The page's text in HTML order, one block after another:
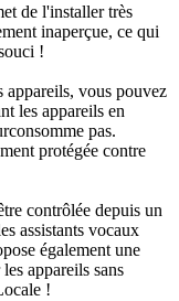
de l'installer très
inaperçue, ce qui
!
appareils, vous pouvez
les appareils en
pas.
protégée contre
contrôlée depuis un
assistants vocaux
également une
appareils sans
!